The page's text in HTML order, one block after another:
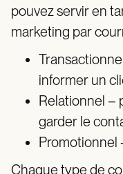
pouvez servir en
marketing par
informer un
Relationnel –
garder le
Promotionnel
Chaque type de